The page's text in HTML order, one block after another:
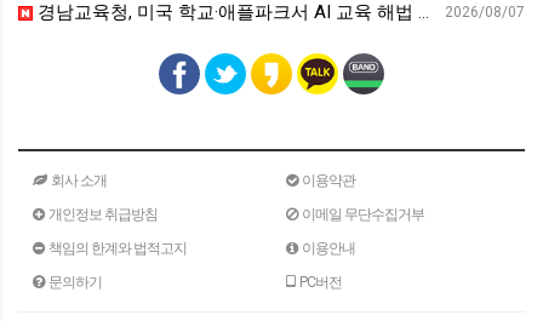
2026/08/07
경남교육청, 미국 학교·애플파크서 AI 교육 해법 찾는다 - 스트레이트뉴스
회사 소개
이용약관
개인정보 취급방침
이메일 무단수집거부
책임의 한계와 법적고지
이용안내
문의하기
PC버전